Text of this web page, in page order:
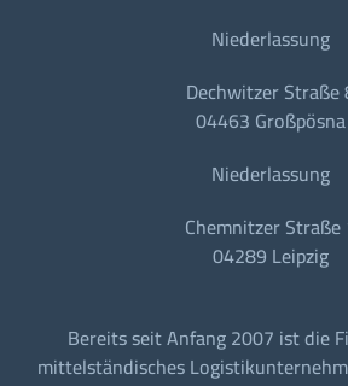
Niederlassung
Dechwitzer Straße
04463 Großpösna
Niederlassung
Chemnitzer Straße
04289 Leipzig
Bereits seit Anfang 2007 ist die
mittelständisches